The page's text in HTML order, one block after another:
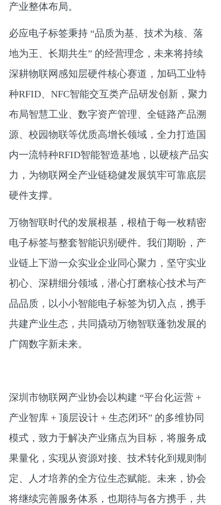
产业整体布局。
必应电子标签秉持 “品质为基、技术为核、落
地为王、长期共生” 的经营理念，未来将持续
深耕物联网感知层硬件核心赛道，加码工业特
种RFID、NFC智能交互类产品研发创新，聚力
布局智慧工业、数字资产管理、全链路产品溯
源、校园物联等优质高增长领域，全力打造国
内一流特种RFID智能智造基地，以硬核产品实
力，为物联网全产业链稳健发展筑牢可靠底层
硬件支撑。
万物智联时代的发展根基，根植于每一枚精密
电子标签与整套智能识别硬件。我们期盼，产
业链上下游一众实业企业同心聚力，坚守实业
初心、深耕细分领域，潜心打磨核心技术与产
品品质，以小小智能电子标签为切入点，携手
共建产业生态，共同撬动万物智联蓬勃发展的
广阔数字新未来。
深圳市物联网产业协会以构建 “平台化运营 +
产业智库 + 顶层设计 + 生态闭环” 的多维协同
模式，致力于解决产业痛点为目标，将服务成
果量化，实现从资源对接、技术转化到规则制
定、人才培养的全方位生态赋能。未来，协会
将继续完善服务体系，也期待与各方携手，共